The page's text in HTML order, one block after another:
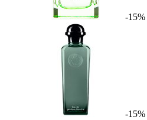
-15%
-15%